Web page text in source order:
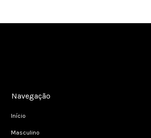
Navegação
Início
Masculino